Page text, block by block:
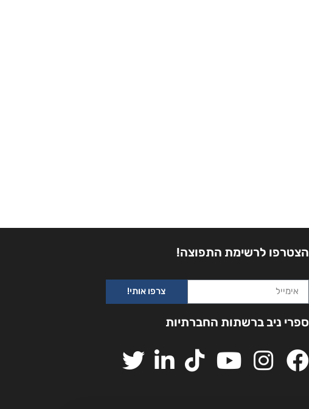
הצטרפו לרשימת התפוצה!
צרפו אותי!
ספרי ניב ברשתות החברתיות